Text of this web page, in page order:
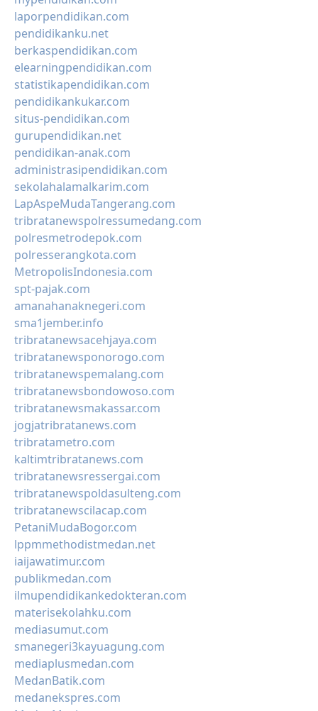
laporpendidikan.com
pendidikanku.net
berkaspendidikan.com
elearningpendidikan.com
statistikapendidikan.com
pendidikankukar.com
situs-pendidikan.com
gurupendidikan.net
pendidikan-anak.com
administrasipendidikan.com
sekolahalamalkarim.com
LapAspeMudaTangerang.com
tribratanewspolressumedang.com
polresmetrodepok.com
polresserangkota.com
MetropolisIndonesia.com
spt-pajak.com
amanahanaknegeri.com
sma1jember.info
tribratanewsacehjaya.com
tribratanewsponorogo.com
tribratanewspemalang.com
tribratanewsbondowoso.com
tribratanewsmakassar.com
jogjatribratanews.com
tribratametro.com
kaltimtribratanews.com
tribratanewsressergai.com
tribratanewspoldasulteng.com
tribratanewscilacap.com
PetaniMudaBogor.com
lppmmethodistmedan.net
iaijawatimur.com
publikmedan.com
ilmupendidikankedokteran.com
materisekolahku.com
mediasumut.com
smanegeri3kayuagung.com
mediaplusmedan.com
MedanBatik.com
medanekspres.com